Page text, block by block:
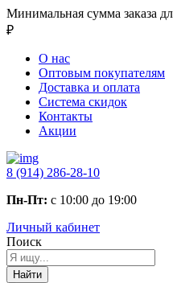
Минимальная сумма заказа
₽
О нас
Оптовым покупателям
Доставка и оплата
Система скидок
Контакты
Акции
8 (914) 286-28-10
Пн-Пт: с 10:00 до 19:00
Личный кабинет
Поиск
Найти